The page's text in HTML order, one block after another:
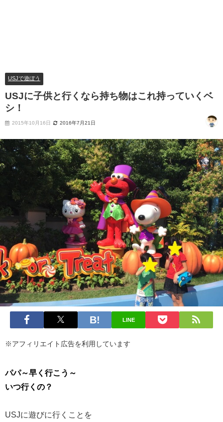
USJで遊ぼう
USJに子供と行くなら持ち物はこれ持っていくベ
シ！
2015年10月16日 2016年7月21日
LINE
※アフィリエイト広告を利用しています
パパ～早く行こう～
いつ行くの？
USJに遊びに行くことを